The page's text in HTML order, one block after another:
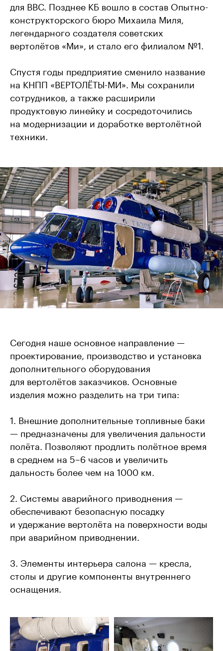
для ВВС. Позднее КБ вошло в состав Опытно-
конструкторского бюро Михаила Миля,
легендарного создателя советских
вертолётов «Ми», и стало его филиалом №1.
Спустя годы предприятие сменило название
на КНПП «ВЕРТОЛЁТЫ-МИ». Мы сохранили
сотрудников, а также расширили
продуктовую линейку и сосредоточились
на модернизации и доработке вертолётной
техники.
Сегодня наше основное направление —
проектирование, производство и установка
дополнительного оборудования
для вертолётов заказчиков. Основные
изделия можно разделить на три типа:
1. Внешние дополнительные топливные баки
— предназначены для увеличения дальности
полёта. Позволяют продлить полётное время
в среднем на 5–6 часов и увеличить
дальность более чем на 1000 км.
2. Системы аварийного приводнения —
обеспечивают безопасную посадку
и удержание вертолёта на поверхности воды
при аварийном приводнении.
3. Элементы интерьера салона — кресла,
столы и другие компоненты внутреннего
оснащения.